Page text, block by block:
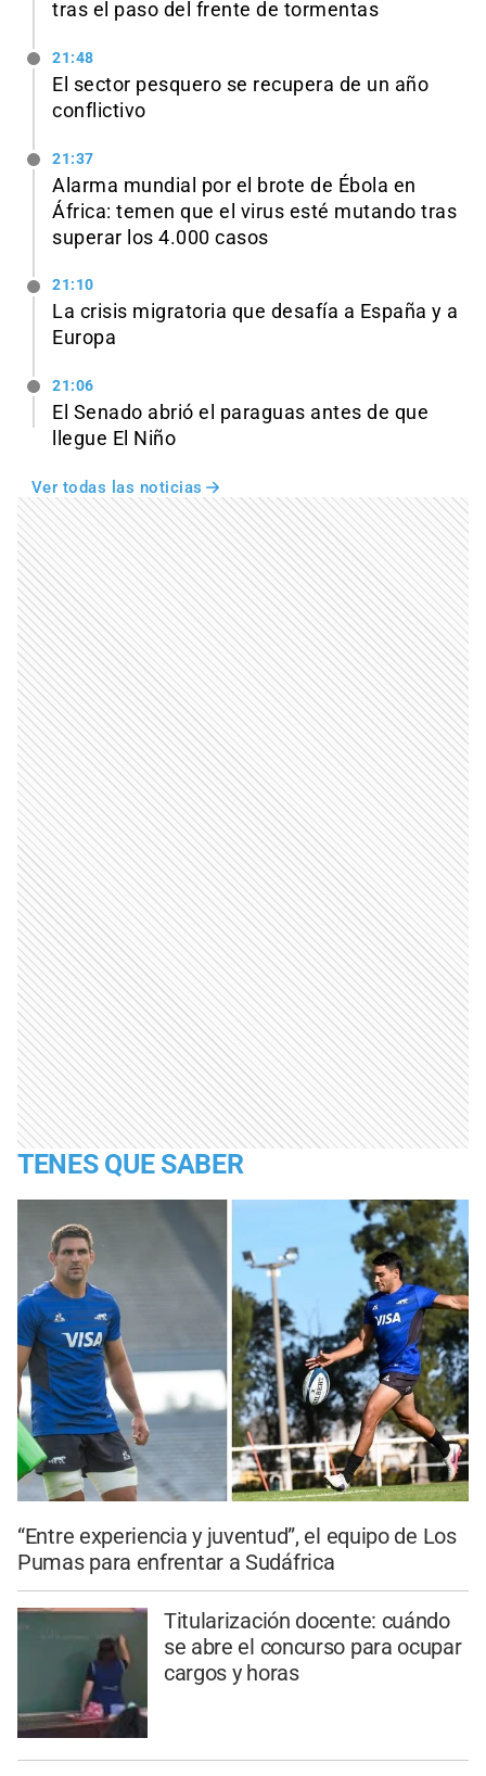
tras el paso del frente de tormentas
21:48
El sector pesquero se recupera de un año
conflictivo
21:37
Alarma mundial por el brote de Ébola en
África: temen que el virus esté mutando tras
superar los 4.000 casos
21:10
La crisis migratoria que desafía a España y a
Europa
21:06
El Senado abrió el paraguas antes de que
llegue El Niño
Ver todas las noticias
TENES QUE SABER
“Entre experiencia y juventud”, el equipo de Los
Pumas para enfrentar a Sudáfrica
Titularización docente: cuándo
se abre el concurso para ocupar
cargos y horas